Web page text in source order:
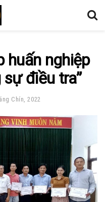
huấn nghiệp
điều tra”
Chín, 2022